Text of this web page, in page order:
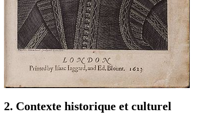
2. Contexte historique et culturel